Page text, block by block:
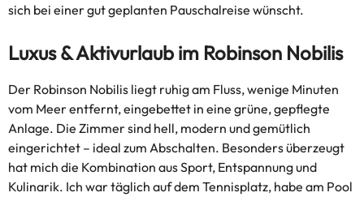
sich bei einer gut geplanten Pauschalreise wünscht.
Luxus & Aktivurlaub im Robinson Nobilis
Der Robinson Nobilis liegt ruhig am Fluss, wenige Minuten
vom Meer entfernt, eingebettet in eine grüne, gepflegte
Anlage. Die Zimmer sind hell, modern und gemütlich
eingerichtet – ideal zum Abschalten. Besonders überzeugt
hat mich die Kombination aus Sport, Entspannung und
Kulinarik. Ich war täglich auf dem Tennisplatz, habe am Pool